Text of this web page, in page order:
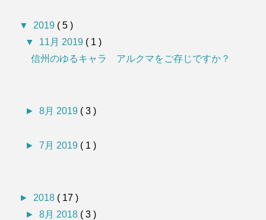
▼ 2019 ( 5 )
▼ 11月 2019 ( 1 )
信州のゆるキャラ アルクマをご存じですか？
►8月 2019 ( 3 )
►7月 2019 ( 1 )
► 2018 ( 17 )
►8月 2018 ( 3 )